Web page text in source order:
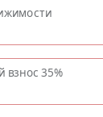
взнос35%